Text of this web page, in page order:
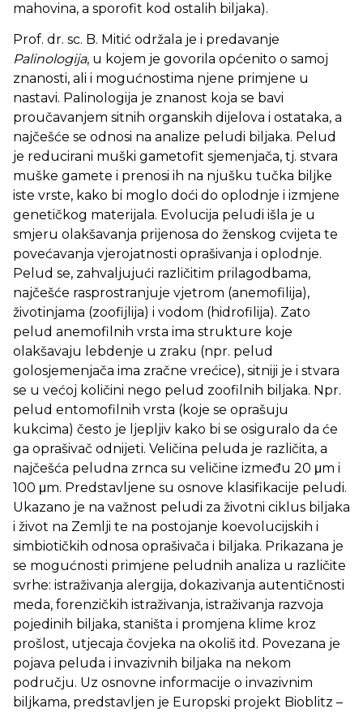
mahovina, a sporofit kod ostalih biljaka).
Prof. dr. sc. B. Mitić održala je i predavanje
Palinologija, u kojem je govorila općenito o samoj
znanosti, ali i mogućnostima njene primjene u
nastavi. Palinologija je znanost koja se bavi
proučavanjem sitnih organskih dijelova i ostataka, a
najčešće se odnosi na analize peludi biljaka. Pelud
je reducirani muški gametofit sjemenjača, tj. stvara
muške gamete i prenosi ih na njušku tučka biljke
iste vrste, kako bi moglo doći do oplodnje i izmjene
genetičkog materijala. Evolucija peludi išla je u
smjeru olakšavanja prijenosa do ženskog cvijeta te
povećavanja vjerojatnosti oprašivanja i oplodnje.
Pelud se, zahvaljujući različitim prilagodbama,
najčešće rasprostranjuje vjetrom (anemofilija),
životinjama (zoofijlija) i vodom (hidrofilija). Zato
pelud anemofilnih vrsta ima strukture koje
olakšavaju lebdenje u zraku (npr. pelud
golosjemenjača ima zračne vrećice), sitniji je i stvara
se u većoj količini nego pelud zoofilnih biljaka. Npr.
pelud entomofilnih vrsta (koje se oprašuju
kukcima) često je ljepljiv kako bi se osiguralo da će
ga oprašivač odnijeti. Veličina peluda je različita, a
najčešća peludna zrnca su veličine između 20 μm i
100 μm. Predstavljene su osnove klasifikacije peludi.
Ukazano je na važnost peludi za životni ciklus biljaka
i život na Zemlji te na postojanje koevolucijskih i
simbiotičkih odnosa oprašivača i biljaka. Prikazana je
se mogućnosti primjene peludnih analiza u različite
svrhe: istraživanja alergija, dokazivanja autentičnosti
meda, forenzičkih istraživanja, istraživanja razvoja
pojedinih biljaka, staništa i promjena klime kroz
prošlost, utjecaja čovjeka na okoliš itd. Povezana je
pojava peluda i invazivnih biljaka na nekom
području. Uz osnovne informacije o invazivnim
biljkama, predstavljen je Europski projekt Bioblitz –